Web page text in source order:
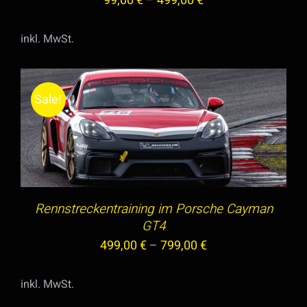
DIE
AUF
DER
PRODUKTSEITE
GEWÄHLT
WERDEN
inkl. MwSt.
Sale!
AUSFÜHRUNG WÄHLENDIESES
PRODUKT
WEIST
MEHRERE
VARIANTEN
DIE
/ DETAILS
Rennstreckentraining im Porsche Cayman
GT4
499,00€– 799,00€
inkl. MwSt.